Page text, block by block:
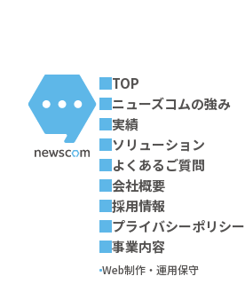
TOP
ニューズコムの強み
実績
ソリューション
よくあるご質問
会社概要
採用情報
プライバシーポリシー
事業内容
Web制作・運用保守